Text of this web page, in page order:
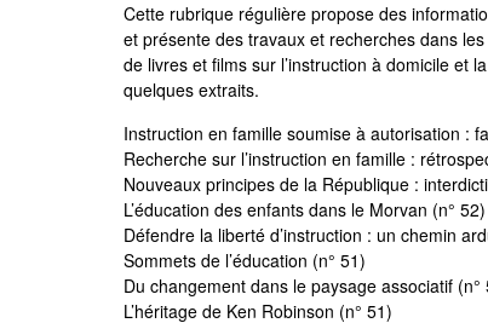
Cette rubrique régulière propose des
et présente des travaux et recherches dans
de livres et films sur l’instruction à domicile et
quelques extraits.
Instruction en famille soumise à autorisation :
Recherche sur l’instruction en famille :
Nouveaux principes de la République :
L’éducation des enfants dans le Morvan (n° 52)
Défendre la liberté d’instruction : un chemin
Sommets de l’éducation (n° 51)
Du changement dans le paysage associatif (n°
L’héritage de Ken Robinson (n° 51)